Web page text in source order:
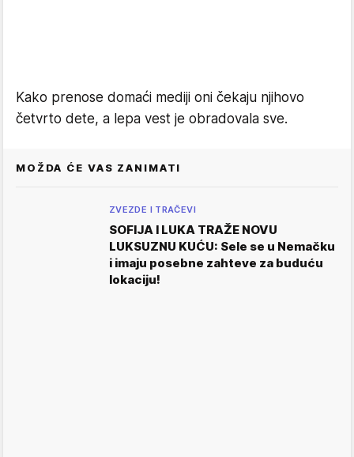
Kako prenose domaći mediji oni čekaju njihovo
četvrto dete, a lepa vest je obradovala sve.
MOŽDA ĆE VAS ZANIMATI
ZVEZDE I TRAČEVI
SOFIJA I LUKA TRAŽE NOVU
LUKSUZNU KUĆU: Sele se u Nemačku
i imaju posebne zahteve za buduću
lokaciju!